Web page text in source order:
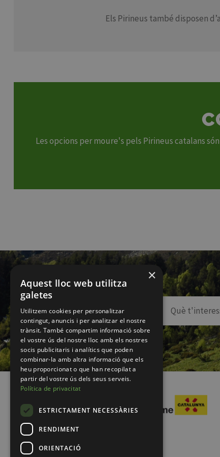
Els Pirineus també disposen
Les opcions per moure's pels Pirineus catalans
×
Aquest lloc web utilitza
galetes
Utilitzem cookies per personalitzar
contingut, anuncis i per analitzar el nostre
trànsit. També compartim informació sobre
el vostre ús del nostre lloc amb els nostres
socis publicitaris i analítics que poden
combinar-la amb altra informació que els
heu proporcionat o que han recopilat a
partir del vostre ús dels seus serveis.
Política de privacitat
ESTRICTAMENT NECESSÀRIES
RENDIMENT
ORIENTACIÓ